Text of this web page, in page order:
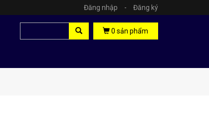
Đăng nhập - Đăng ký
0 sản phẩm